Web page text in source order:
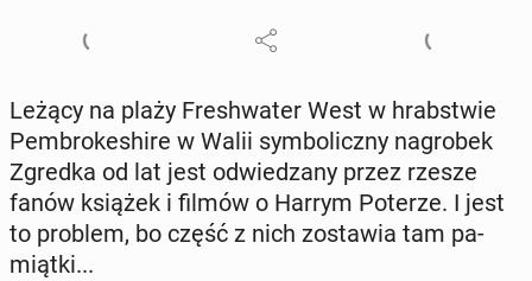
Leżący na plaży Fre­sh­wa­ter West w hrab­stwie
Pem­bro­ke­shi­re w Walii sym­bo­licz­ny na­gro­bek
Zgredka od lat jest od­wie­dza­ny przez rzesze
fanów książek i filmów o Harrym Poterze. I jest
to problem, bo część z nich zo­sta­wia tam pa­
miąt­ki...